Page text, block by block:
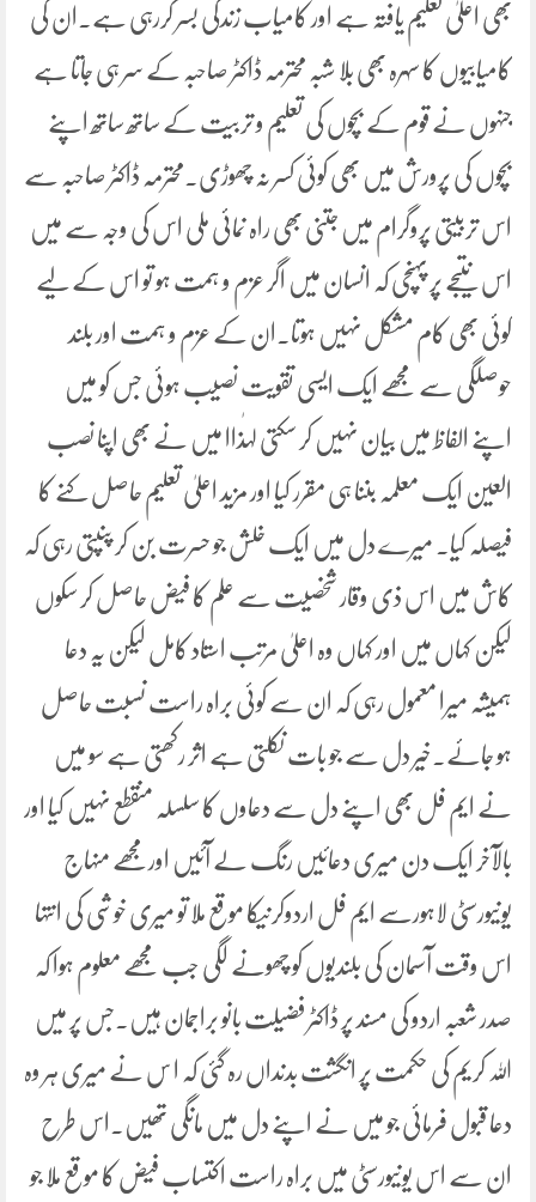
بھی اعلیٰ تعلیم یافتہ ہے اور کامیاب زندگی بسر کررہی ہے۔ان کی
کامیابیوں کا سہرہ بھی بلا شبہ محترمہ ڈاکٹر صاحبہ کے سر ہی جاتا ہے
جنہوں نے قوم کے بچوں کی تعلیم و تربیت کے ساتھ ساتھ اپنے
بچوں کی پرورش میں بھی کوئی کسر نہ چھوڑی۔محترمہ ڈاکٹر صاحبہ سے
اس تربیتی پروگرام میں جتنی بھی راہ نمائی ملی اس کی وجہ سے میں
اس نتیجے پر پہنچی کہ انسان میں اگر عزم و ہمت ہو تو اس کے لیے
کوئی بھی کام مشکل نہیں ہوتا۔ان کے عزم و ہمت اور بلند
حوصلگی سے مجھے ایک ایسی تقویت نصیب ہوئی جس کو میں
اپنے الفاظ میں بیان نہیں کر سکتی لہٰذاا میں نے بھی اپنا نصب
العین ایک معلمہ بننا ہی مقرر کیا اور مزید اعلیٰ تعلیم حاصل کنے کا
فیصلہ کیا۔ میرے دل میں ایک خلش جو حسرت بن کر پنپتی رہی کہ
کاش میں اس ذی وقار شخصیت سے علم کا فیض حاصل کر سکوں
لیکن کہاں میں اور کہاں وہ اعلیٰ مرتب استاد کامل لیکن یہ دعا
ہمیشہ میرا معمول رہی کہ ان سے کوئی براہ راست نسبت حاصل
ہو جائے۔خیر دل سے جو بات نکلتی ہے اثر رکھتی ہے سو میں
نے ایم فل بھی اپنے دل سے دعاوں کا سلسلہ منقطع نہیں کیا اور
بالآخر ایک دن میری دعائیں رنگ لے آئیں اورمجھے منہاج
یونیورسٹی لاہورسے ایم فل اردوکرنیکا موقع ملا تو میری خوشی کی انتہا
اس وقت آسمان کی بلندیوں کو چھونے لگی جب مجھے معلوم ہوا کہ
صدر شعبہ اردو کی مسند پر ڈاکٹر فضیلت بانو براجمان ہیں۔جس پر میں
اللہ کریم کی حکمت پر انگشت بدنداں رہ گئی کہ ا س نے میری ہر وہ
دعا قبول فرمائی جو میں نے اپنے دل میں مانگی تھیں۔اس طرح
ان سے اس یونیورسٹی میں براہ راست اکتساب فیض کا موقع ملا جو